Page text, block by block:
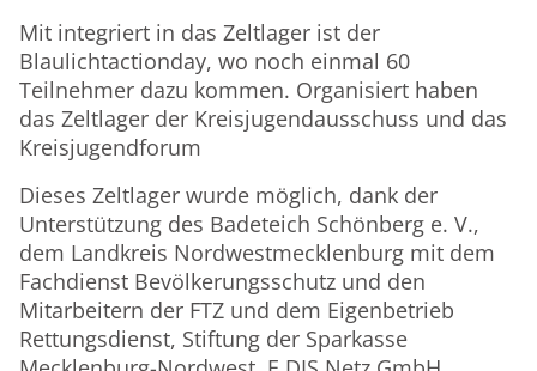
Mit integriert in das Zeltlager ist der
Blaulichtactionday, wo noch einmal 60
Teilnehmer dazu kommen. Organisiert haben
das Zeltlager der Kreisjugendausschuss und das
Kreisjugendforum
Dieses Zeltlager wurde möglich, dank der
Unterstützung des Badeteich Schönberg e. V.,
dem Landkreis Nordwestmecklenburg mit dem
Fachdienst Bevölkerungsschutz und den
Mitarbeitern der FTZ und dem Eigenbetrieb
Rettungsdienst, Stiftung der Sparkasse